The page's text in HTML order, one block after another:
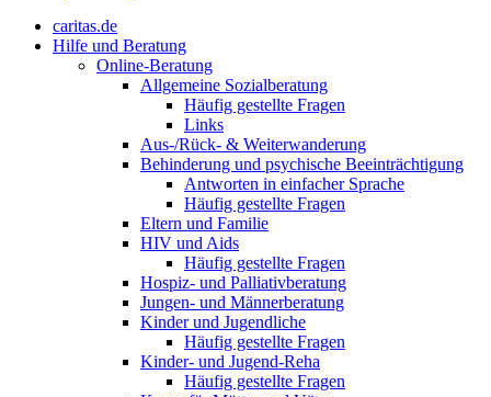
caritas.de
Hilfe und Beratung
Online-Beratung
Allgemeine Sozialberatung
Häufig gestellte Fragen
Links
Aus-/Rück- & Weiterwanderung
Behinderung und psychische Beeinträchtigung
Antworten in einfacher Sprache
Häufig gestellte Fragen
Eltern und Familie
HIV und Aids
Häufig gestellte Fragen
Hospiz- und Palliativberatung
Jungen- und Männerberatung
Kinder und Jugendliche
Häufig gestellte Fragen
Kinder- und Jugend-Reha
Häufig gestellte Fragen